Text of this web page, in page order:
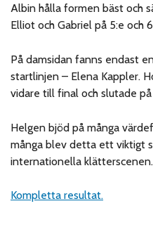
Albin hålla formen bäst och
Elliot och Gabriel på 5:e och
På damsidan fanns endast
startlinjen – Elena Kappler.
vidare till final och slutade
Helgen bjöd på många
många blev detta ett viktigt
internationella klätterscenen.
Kompletta resultat.